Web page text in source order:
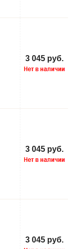
3 045 руб.
3 045 руб.
3 045 руб.